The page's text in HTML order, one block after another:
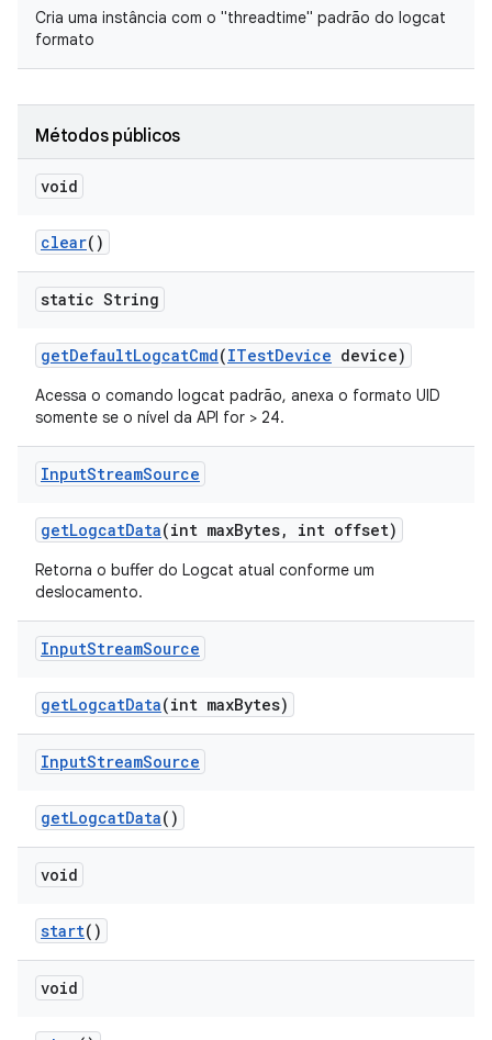
Cria uma instância com o "threadtime" padrão do logcat
formato
Métodos públicos
void
clear()
static String
getDefaultLogcatCmd(ITestDevice device)
Acessa o comando logcat padrão, anexa o formato UID
somente se o nível da API for > 24.
InputStreamSource
getLogcatData(int maxBytes, int offset)
Retorna o buffer do Logcat atual conforme um
deslocamento.
InputStreamSource
getLogcatData(int maxBytes)
InputStreamSource
getLogcatData()
void
start()
void